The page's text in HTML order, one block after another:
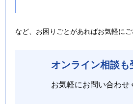
など、お困りごとがあればお気軽にご
オンライン相談も
お気軽にお問い合わせ